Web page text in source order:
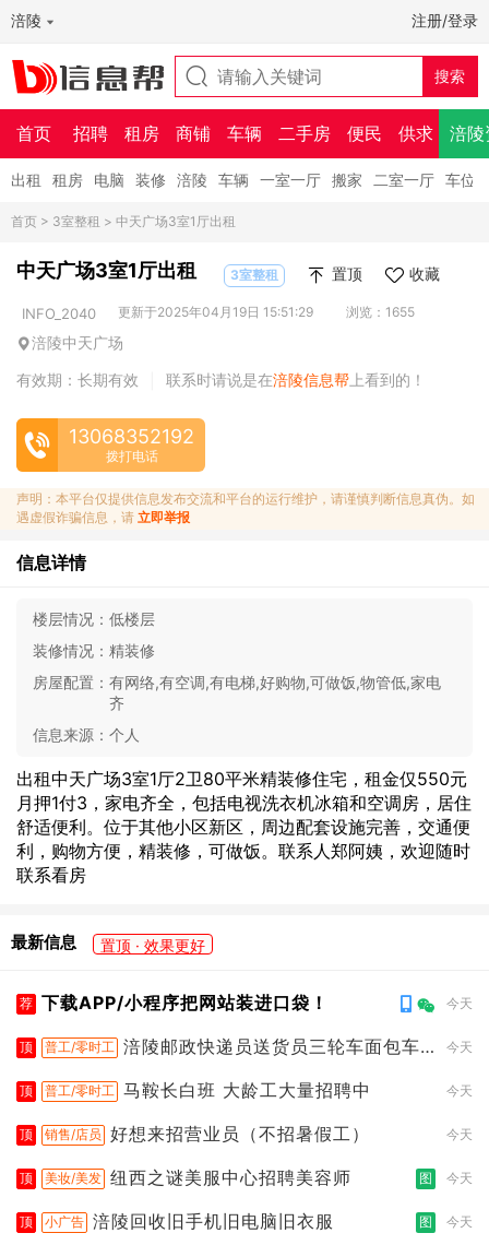
涪陵 注册/登录
首页 招聘 租房 商铺 车辆 二手房 便民 供求 涪陵
出租 租房 电脑 装修 涪陵 车辆 一室一厅 搬家 二室一厅 车位
首页 > 3室整租 > 中天广场3室1厅出租
中天广场3室1厅出租 3室整租 置顶 收藏
INFO_2040 更新于2025年04月19日 15:51:29 浏览：1655
涪陵中天广场
有效期：长期有效
联系时请说是在涪陵信息帮 上看到的！
13068352192
拨打电话
声明：本平台仅提供信息发布交流和平台的运行维护，请谨慎判断信息真伪。如
遇虚假诈骗信息，请 立即举报
信息详情
楼层情况： 低楼层
装修情况： 精装修
房屋配置： 有网络,有空调,有电梯,好购物,可做饭,物管低,家电
齐
信息来源： 个人
出租中天广场3室1厅2卫80平米精装修住宅，租金仅550元
月押1付3，家电齐全，包括电视洗衣机冰箱和空调房，居住
舒适便利。位于其他小区新区，周边配套设施完善，交通便
利，购物方便，精装修，可做饭。联系人郑阿姨，欢迎随时
联系看房
最新信息 置顶 · 效果更好
荐 下载APP/小程序把网站装进口袋！ 今天
顶 普工/零时工 涪陵邮政快递员送货员三轮车面包车
今天
顶 普工/零时工 马鞍长白班 大龄工大量招聘中 今天
顶 销售/店员 好想来招营业员（不招暑假工） 今天
顶 美妆/美发 纽西之谜美服中心招聘美容师 图 今天
顶 小广告 涪陵回收旧手机旧电脑旧衣服 图 今天